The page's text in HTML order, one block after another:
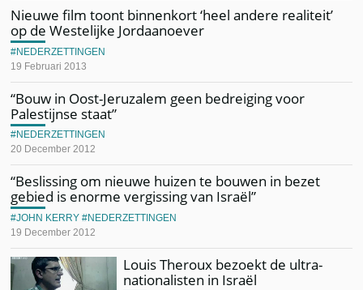
Nieuwe film toont binnenkort ‘heel andere realiteit’
op de Westelijke Jordaanoever
19 Februari 2013
NEDERZETTINGEN
“Bouw in Oost-Jeruzalem geen bedreiging voor
Palestijnse staat”
20 December 2012
NEDERZETTINGEN
“Beslissing om nieuwe huizen te bouwen in bezet
gebied is enorme vergissing van Israël”
19 December 2012
JOHN KERRY NEDERZETTINGEN
Louis Theroux bezoekt de ultra-
nationalisten in Israël